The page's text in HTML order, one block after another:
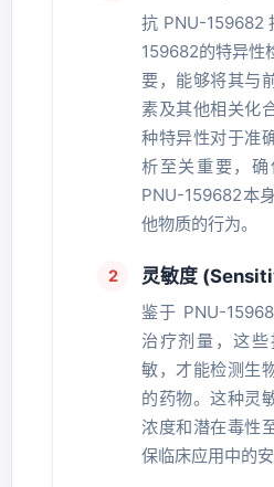
抗PNU-
159682的特异性
要，能够将其与
素及其他相关化
种特异性对于准
析至关重要，
PNU-159682本
他物质的行为。
灵敏度
鉴于 PNU-
治疗剂量，这
敏，才能检测生
的药物。这种灵
浓度和潜在毒性
保临床应用中的